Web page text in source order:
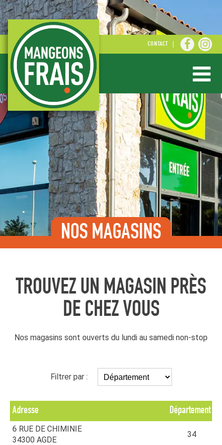
CONTACT
NOS MAGASINS
TROUVEZ UN MAGASIN PRÈS
DE CHEZ VOUS
Nos magasins sont ouverts du lundi au samedi non-stop
Filtrer par :
Adresse Département
6 RUE DE CHIMINIE
34300 AGDE
34